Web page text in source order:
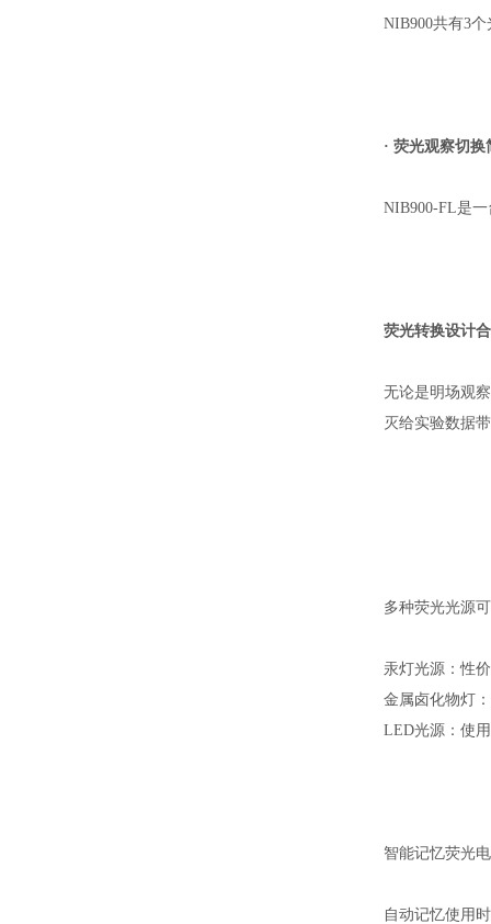
NIB900共有3
· 荧光观察切
NIB900-FL是
荧光转换设计
无论是明场观
灭给实验数据
多种荧光光源
汞灯光源：性
金属卤化物灯
LED光源：使
智能记忆荧光
自动记忆使用